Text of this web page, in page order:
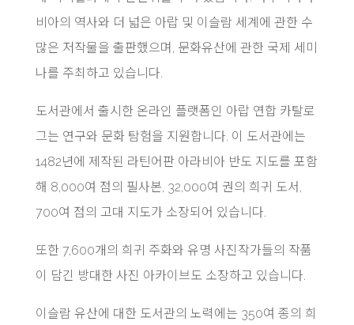
비아의 역사와 더 넓은 아랍 및 이슬람 세계에 관한 수
많은 저작물을 출판했으며, 문화유산에 관한 국제 세미
나를 주최하고 있습니다.
도서관에서 출시한 온라인 플랫폼인 아랍 연합 카탈로
그는 연구와 문화 탐험을 지원합니다. 이 도서관에는
1482년에 제작된 라틴어판 아라비아 반도 지도를 포함
해 8,000여 점의 필사본, 32,000여 권의 희귀 도서,
700여 점의 고대 지도가 소장되어 있습니다.
또한 7,600개의 희귀 주화와 유명 사진작가들의 작품
이 담긴 방대한 사진 아카이브도 소장하고 있습니다.
이슬람 유산에 대한 도서관의 노력에는 350여 종의 희